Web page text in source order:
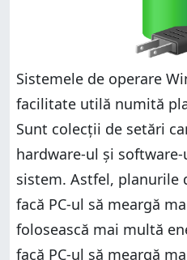
Sistemele de operare
facilitate utilă numită
Sunt colecții de setări
hardware-ul și
sistem. Astfel, planurile
facă PC-ul să meargă
folosească mai multă
facă PC-ul să meargă